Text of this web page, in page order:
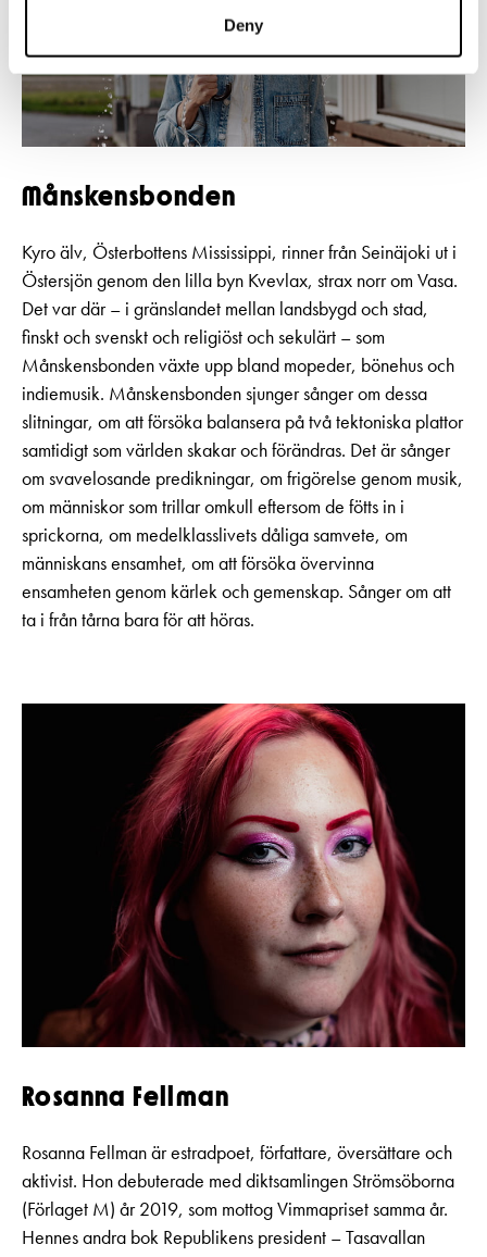
Deny
Månskensbonden
Kyro älv, Österbottens Mississippi, rinner från Seinäjoki ut i
Östersjön genom den lilla byn Kvevlax, strax norr om Vasa.
Det var där – i gränslandet mellan landsbygd och stad,
finskt och svenskt och religiöst och sekulärt – som
Månskensbonden växte upp bland mopeder, bönehus och
indiemusik. Månskensbonden sjunger sånger om dessa
slitningar, om att försöka balansera på två tektoniska plattor
samtidigt som världen skakar och förändras. Det är sånger
om svavelosande predikningar, om frigörelse genom musik,
om människor som trillar omkull eftersom de fötts in i
sprickorna, om medelklasslivets dåliga samvete, om
människans ensamhet, om att försöka övervinna
ensamheten genom kärlek och gemenskap. Sånger om att
ta i från tårna bara för att höras.
Rosanna Fellman
Rosanna Fellman är estradpoet, författare, översättare och
aktivist. Hon debuterade med diktsamlingen Strömsöborna
(Förlaget M) år 2019, som mottog Vimmapriset samma år.
Hennes andra bok Republikens president – Tasavallan